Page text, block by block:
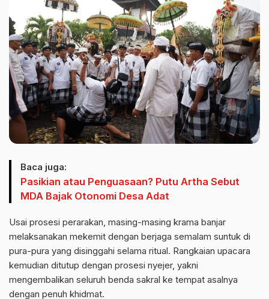
Baca juga:
Pasikian atau Penguasaan? Putu Artha Sebut
MDA Bajak Otonomi Desa Adat
Usai prosesi perarakan, masing-masing krama banjar
melaksanakan mekemit dengan berjaga semalam suntuk di
pura-pura yang disinggahi selama ritual. Rangkaian upacara
kemudian ditutup dengan prosesi nyejer, yakni
mengembalikan seluruh benda sakral ke tempat asalnya
dengan penuh khidmat.